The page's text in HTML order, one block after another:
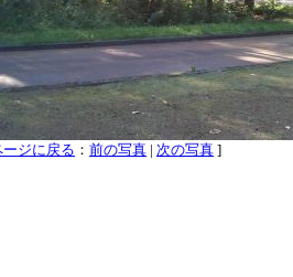
ージに戻る ： 前の写真 | 次の写真 ]